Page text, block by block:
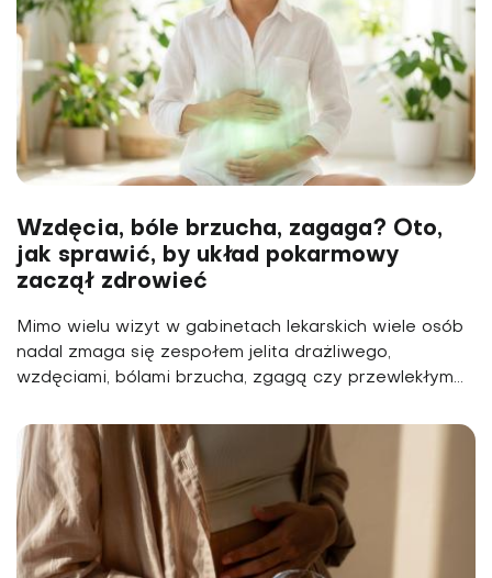
Wzdęcia, bóle brzucha, zagaga? Oto,
jak sprawić, by układ pokarmowy
zaczął zdrowieć
Mimo wielu wizyt w gabinetach lekarskich wiele osób
nadal zmaga się zespołem jelita drażliwego,
wzdęciami, bólami brzucha, zgagą czy przewlekłym...